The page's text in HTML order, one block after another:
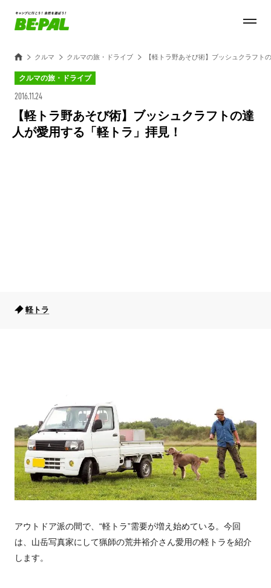
クルマ クルマの旅・ドライブ 【軽トラ野あそび術】ブッシュクラフト
クルマの旅・ドライブ
2016.11.24
【軽トラ野あそび術】ブッシュクラフトの達
人が愛用する「軽トラ」拝見！
軽トラ
アウトドア派の間で、“軽トラ”需要が増え始めている。今回
は、山岳写真家にして猟師の荒井裕介さん愛用の軽トラを紹介
します。